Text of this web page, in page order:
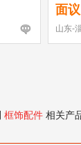
公司
面议
山东-
框饰配件 相关产